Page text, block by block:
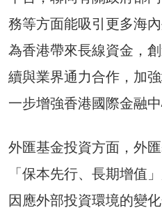
務等方面能吸引更多海
為香港帶來長線資金，
續與業界通力合作，加
一步增強香港國際金融中
外匯基金投資方面，外
「保本先行、長期增值
因應外部投資環境的變